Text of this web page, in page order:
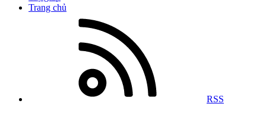
Trang chủ
RSS